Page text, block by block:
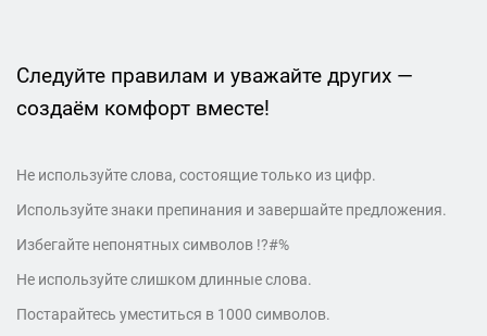
Следуйте правилам и уважайте других —
создаём комфорт вместе!
Не используйте слова, состоящие только из цифр.
Используйте знаки препинания и завершайте предложения.
Избегайте непонятных символов !?#%
Не используйте слишком длинные слова.
Постарайтесь уместиться в 1000 символов.